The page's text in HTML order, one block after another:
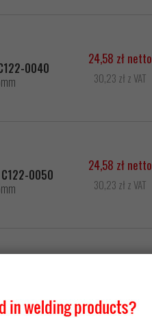
0040
24,58 zł netto
30,23 zł z VAT
0050
24,58 zł netto
30,23 zł z VAT